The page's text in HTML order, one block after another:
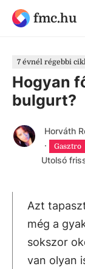
fmc.hu
7 évnél régebbi
Hogyan
bulgurt?
Horváth
·
Gasztro
Utolsó
Azt
még a
sokszor
van olyan